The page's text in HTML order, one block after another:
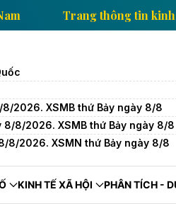
xã Việt Nam Trang
2026. XSMB thứ Bảy ngày 8/8
8/8/2026. XSMB thứ Bảy ngày 8/8
8/2026. XSMN thứ Bảy ngày 8/8
KINH TẾ XÃ HỘI PHÂN TÍCH -